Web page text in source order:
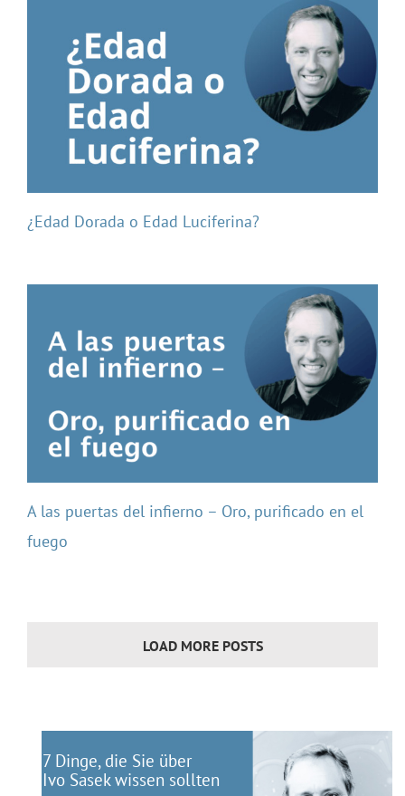
¿Edad Dorada o Edad Luciferina?
A las puertas del infierno – Oro, purificado en el
fuego
LOAD MORE POSTS
7 Dinge, die Sie über
Ivo Sasek wissen sollten